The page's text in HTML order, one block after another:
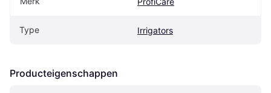
Type Irrigators
Producteigenschappen